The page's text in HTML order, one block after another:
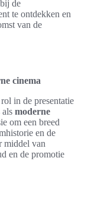
de
te ontdekken en
van de
cinema
in de presentatie
als moderne
om een breed
en de
middel van
en de promotie